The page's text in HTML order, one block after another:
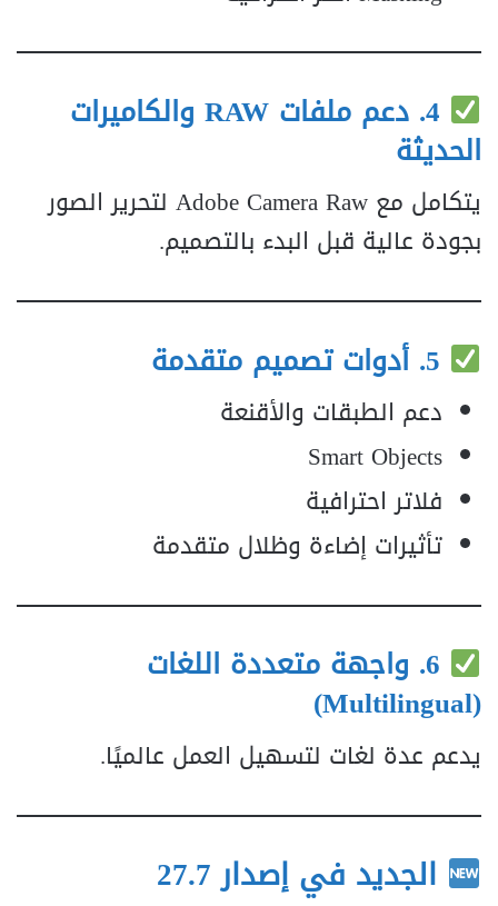
4. دعم ملفات RAW والكاميرات
الحديثة
يتكامل مع Adobe Camera Raw لتحرير الصور
بجودة عالية قبل البدء بالتصميم.
دعم الطبقات والأقنعة
Smart Objects
فلاتر احترافية
تأثيرات إضاءة وظلال متقدمة
6. واجهة متعددة اللغات
(Multilingual)
يدعم عدة لغات لتسهيل العمل عالميًا.
الجديد في إصدار 27.7